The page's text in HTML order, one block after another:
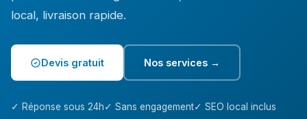
local, livraison rapide.
Devis gratuit Nos services →
✓ Réponse sous 24h✓ Sans engagement✓ SEO local inclus